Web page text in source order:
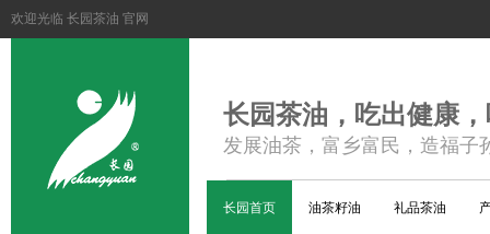
欢迎光临 长园茶油 官网
长园茶油，吃出健康
发展油茶，富乡富民，造福子
长园首页 油茶籽油 礼品茶油